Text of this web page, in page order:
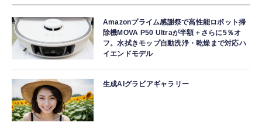
Amazonプライム感謝祭で高性能ロボット掃
除機MOVA P50 Ultraが半額＋さらに5％オ
フ。水拭きモップ自動洗浄・乾燥まで対応ハ
イエンドモデル
生成AIグラビアギャラリー